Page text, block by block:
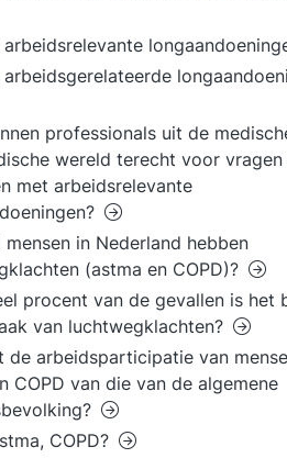
professionals uit de
wereld terecht voor
met arbeidsrelevante
mensen in Nederland hebben
(astma en COPD)?
procent van de gevallen is het
van luchtwegklachten?
de arbeidsparticipatie van
COPD van die van de algemene
COPD?